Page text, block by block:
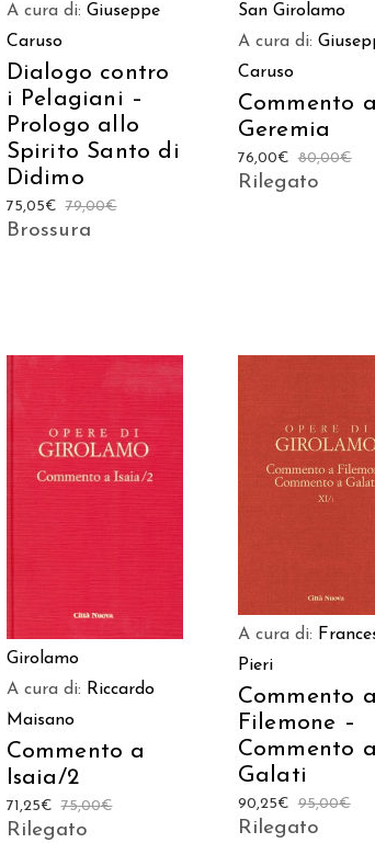
A cura di: Giuseppe
Caruso
Dialogo contro
i Pelagiani –
Prologo allo
Spirito Santo di
Didimo
79,00€
75,05€
Brossura
San Girolamo
A cura di:
Caruso
Commento
Geremia
80,00€
76,00€
Rilegato
AGGIUNGI AL
Girolamo
A cura di: Riccardo
Maisano
Commento a
Isaia/2
75,00€
71,25€
Rilegato
AGGIUNGI AL
CARRELLO
A cura di:
Pieri
Commento
Filemone –
Commento
Galati
95,00€
90,25€
Rilegato